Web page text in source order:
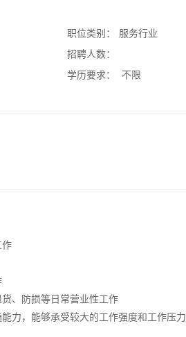
职位类别：
服务行业
招聘人数：
学历要求：
不限
作
、防损等日常营业性工作
力，能够承受较大的工作强度和工作压力